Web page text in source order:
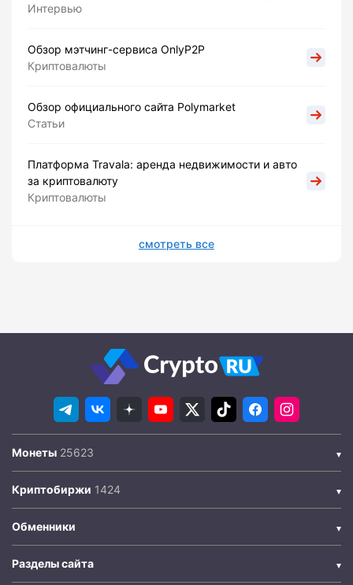
Интервью
Обзор мэтчинг-сервиса OnlyP2P
Криптовалюты
Обзор официального сайта Polymarket
Статьи
Платформа Travala: аренда недвижимости и авто
за криптовалюту
Криптовалюты
смотреть все
Монеты
Криптобиржи
Обменники
Разделы сайта